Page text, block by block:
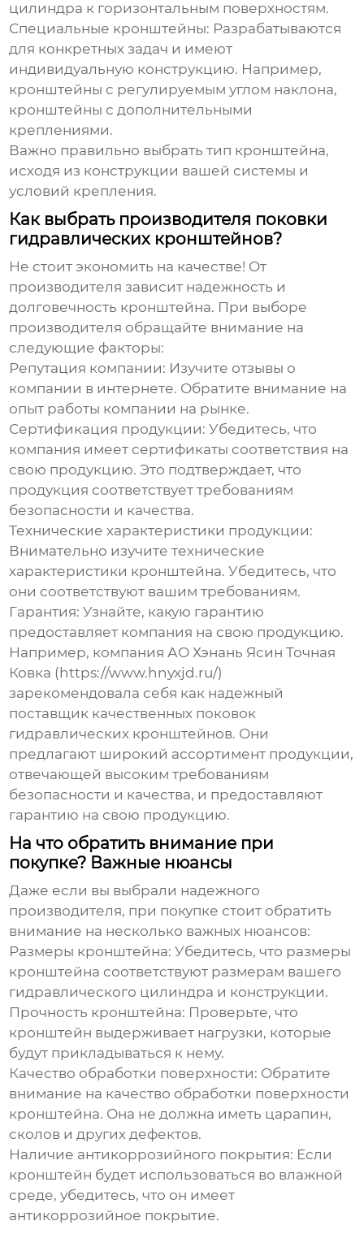
цилиндра к горизонтальным поверхностям.
Специальные кронштейны: Разрабатываются
для конкретных задач и имеют
индивидуальную конструкцию. Например,
кронштейны с регулируемым углом наклона,
кронштейны с дополнительными
креплениями.
Важно правильно выбрать тип кронштейна,
исходя из конструкции вашей системы и
условий крепления.
Как выбрать производителя поковки
гидравлических кронштейнов?
Не стоит экономить на качестве! От
производителя зависит надежность и
долговечность кронштейна. При выборе
производителя обращайте внимание на
следующие факторы:
Репутация компании: Изучите отзывы о
компании в интернете. Обратите внимание на
опыт работы компании на рынке.
Сертификация продукции: Убедитесь, что
компания имеет сертификаты соответствия на
свою продукцию. Это подтверждает, что
продукция соответствует требованиям
безопасности и качества.
Технические характеристики продукции:
Внимательно изучите технические
характеристики кронштейна. Убедитесь, что
они соответствуют вашим требованиям.
Гарантия: Узнайте, какую гарантию
предоставляет компания на свою продукцию.
Например, компания АО Хэнань Ясин Точная
Ковка (https://www.hnyxjd.ru/)
зарекомендовала себя как надежный
поставщик качественных поковок
гидравлических кронштейнов. Они
предлагают широкий ассортимент продукции,
отвечающей высоким требованиям
безопасности и качества, и предоставляют
гарантию на свою продукцию.
На что обратить внимание при
покупке? Важные нюансы
Даже если вы выбрали надежного
производителя, при покупке стоит обратить
внимание на несколько важных нюансов:
Размеры кронштейна: Убедитесь, что размеры
кронштейна соответствуют размерам вашего
гидравлического цилиндра и конструкции.
Прочность кронштейна: Проверьте, что
кронштейн выдерживает нагрузки, которые
будут прикладываться к нему.
Качество обработки поверхности: Обратите
внимание на качество обработки поверхности
кронштейна. Она не должна иметь царапин,
сколов и других дефектов.
Наличие антикоррозийного покрытия: Если
кронштейн будет использоваться во влажной
среде, убедитесь, что он имеет
антикоррозийное покрытие.